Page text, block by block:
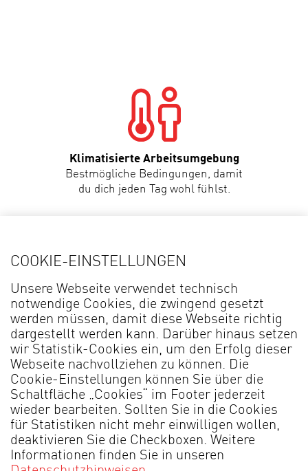
Klimatisierte Arbeitsumgebung
Bestmögliche Bedingungen, damit
du dich jeden Tag wohl fühlst.
DU HAST FRAGEN?
DANN MELDE DICH:
SARAH SCHNIEDERTÖNS
IST DEINE
ANSPRECHPARTNERIN
Tel.: 05209 592 – 261
E-Mail schreiben
COOKIE-EINSTELLUNGEN
Unsere Webseite verwendet technisch
notwendige Cookies, die zwingend gesetzt
werden müssen, damit diese Webseite richtig
dargestellt werden kann. Darüber hinaus setzen
wir Statistik-Cookies ein, um den Erfolg dieser
Webseite nachvollziehen zu können. Die
Cookie-Einstellungen können Sie über die
Schaltfläche „Cookies“ im Footer jederzeit
wieder bearbeiten. Sollten Sie in die Cookies
für Statistiken nicht mehr einwilligen wollen,
deaktivieren Sie die Checkboxen. Weitere
Informationen finden Sie in unseren